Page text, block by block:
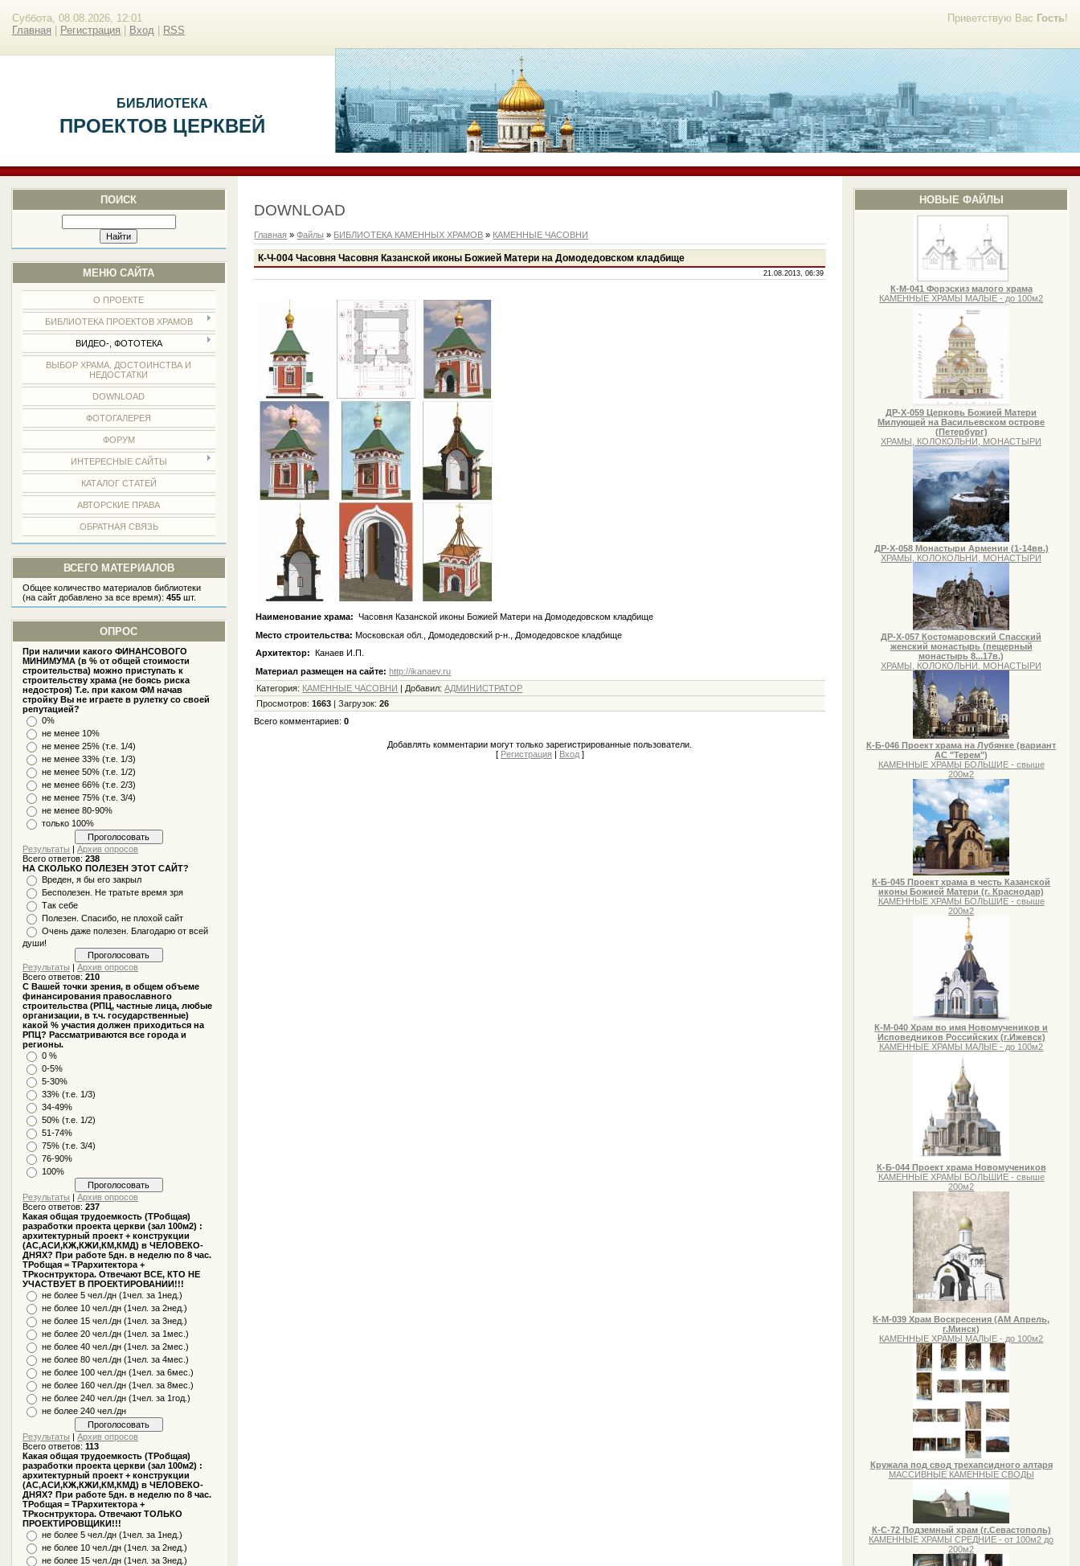
Приветствую Вас Гость!
Суббота, 08.08.2026, 12:01
Главная
Регистрация Вход RSS
БИБЛИОТЕКА
ПРОЕКТОВ ЦЕРКВЕЙ
ПОИСК
МЕНЮ САЙТА
О ПРОЕКТЕ
БИБЛИОТЕКА ПРОЕКТОВ ХРАМОВ
ВИДЕО-, ФОТОТЕКА
ВЫБОР ХРАМА. ДОСТОИНСТВА И
НЕДОСТАТКИ
DOWNLOAD
ФОТОГАЛЕРЕЯ
ФОРУМ
ИНТЕРЕСНЫЕ САЙТЫ
КАТАЛОГ СТАТЕЙ
АВТОРСКИЕ ПРАВА
ОБРАТНАЯ СВЯЗЬ
ВСЕГО МАТЕРИАЛОВ
Общее количество материалов библиотеки
(на сайт добавлено за все время):455 шт.
ОПРОС
При наличии какого ФИНАНСОВОГО
МИНИМУМА (в % от общей стоимости
строительства) можно приступать к
строительству храма (не боясь риска
недостроя) Т.е. при каком ФМ начав
стройку Вы не играете в рулетку со своей
репутацией?
0%
не менее 10%
не менее 25% (т.е. 1/4)
не менее 33% (т.е. 1/3)
не менее 50% (т.е. 1/2)
не менее 66% (т.е. 2/3)
не менее 75% (т.е. 3/4)
не менее 80-90%
только 100%
Результаты |Архив опросов
Всего ответов:238
НА СКОЛЬКО ПОЛЕЗЕН ЭТОТ САЙТ?
Вреден, я бы его закрыл
Бесполезен. Не тратьте время зря
Так себе
Полезен. Спасибо, не плохой сайт
Очень даже полезен. Благодарю от всей
души!
Результаты |Архив опросов
Всего ответов:210
С Вашей точки зрения, в общем объеме
финансирования православного
строительства (РПЦ, частные лица, любые
организации, в т.ч. государственные)
какой % участия должен приходиться на
РПЦ? Рассматриваются все города и
регионы.
0 %
0-5%
5-30%
33% (т.е. 1/3)
34-49%
50% (т.е. 1/2)
51-74%
75% (т.е. 3/4)
76-90%
100%
Результаты |Архив опросов
Всего ответов:237
Какая общая трудоемкость (ТРобщая)
разработки проекта церкви (зал 100м2) :
архитектурный проект + конструкции
(АС,АСИ,КЖ,КЖИ,КМ,КМД) в ЧЕЛОВЕКО-
ДНЯХ? При работе 5дн. в неделю по 8 час.
ТРобщая = ТРархитектора +
ТРкоснтруктора. Отвечают ВСЕ, КТО НЕ
УЧАСТВУЕТ В ПРОЕКТИРОВАНИИ!!!
не более 5 чел./дн (1чел. за 1нед.)
не более 10 чел./дн (1чел. за 2нед.)
не более 15 чел./дн (1чел. за 3нед.)
не более 20 чел./дн (1чел. за 1мес.)
не более 40 чел./дн (1чел. за 2мес.)
не более 80 чел./дн (1чел. за 4мес.)
не более 100 чел./дн (1чел. за 6мес.)
не более 160 чел./дн (1чел. за 8мес.)
не более 240 чел./дн (1чел. за 1год.)
не более 240 чел./дн
Результаты |Архив опросов
Всего ответов:113
Какая общая трудоемкость (ТРобщая)
разработки проекта церкви (зал 100м2) :
архитектурный проект + конструкции
(АС,АСИ,КЖ,КЖИ,КМ,КМД) в ЧЕЛОВЕКО-
ДНЯХ? При работе 5дн. в неделю по 8 час.
ТРобщая = ТРархитектора +
ТРкоснтруктора. Отвечают ТОЛЬКО
ПРОЕКТИРОВЩИКИ!!!
не более 5 чел./дн (1чел. за 1нед.)
не более 10 чел./дн (1чел. за 2нед.)
не более 15 чел./дн (1чел. за 3нед.)
НОВЫЕ ФАЙЛЫ
К-М-041 Форэскиз малого храма
КАМЕННЫЕ ХРАМЫ МАЛЫЕ - до 100м2
ДР-Х-059 Церковь Божией Матери
Милующей на Васильевском острове
(Петербург)
ХРАМЫ, КОЛОКОЛЬНИ, МОНАСТЫРИ
ДР-Х-058 Монастыри Армении (1-14вв.)
ХРАМЫ, КОЛОКОЛЬНИ, МОНАСТЫРИ
ДР-Х-057 Костомаровский Спасский
женский монастырь (пещерный
монастырь 8...17в.)
ХРАМЫ, КОЛОКОЛЬНИ, МОНАСТЫРИ
К-Б-046 Проект храма на Лубянке (вариант
АС "Терем")
КАМЕННЫЕ ХРАМЫ БОЛЬШИЕ - свыше
200м2
К-Б-045 Проект храма в честь Казанской
иконы Божией Матери (г. Краснодар)
КАМЕННЫЕ ХРАМЫ БОЛЬШИЕ - свыше
200м2
К-М-040 Храм во имя Новомучеников и
Исповедников Российских (г.Ижевск)
КАМЕННЫЕ ХРАМЫ МАЛЫЕ - до 100м2
К-Б-044 Проект храма Новомучеников
КАМЕННЫЕ ХРАМЫ БОЛЬШИЕ - свыше
200м2
К-М-039 Храм Воскресения (АМ Апрель,
г.Минск)
КАМЕННЫЕ ХРАМЫ МАЛЫЕ - до 100м2
Кружала под свод трехапсидного алтаря
МАССИВНЫЕ КАМЕННЫЕ СВОДЫ
К-С-72 Подземный храм (г.Севастополь)
КАМЕННЫЕ ХРАМЫ СРЕДНИЕ - от 100м2 до
200м2
DOWNLOAD
Главная »Файлы » БИБЛИОТЕКА КАМЕННЫХ ХРАМОВ » КАМЕННЫЕ ЧАСОВНИ
К-Ч-004 Часовня Часовня Казанской иконы Божией Матери на Домодедовском кладбище
21.08.2013, 06:39
Наименование храма: Часовня Казанской иконы Божией Матери на Домодедовском кладбище
Место строительства: Московская обл., Домодедовский р-н., Домодедовское кладбище
Архитектор:
Канаев И.П.
Материал размещен на сайте: http://ikanaev.ru
Категория: КАМЕННЫЕ ЧАСОВНИ Добавил:АДМИНИСТРАТОР
Просмотров:1663 |Загрузок:26
Всего комментариев:0
Добавлять комментарии могут только зарегистрированные пользователи.
[ Регистрация Вход]